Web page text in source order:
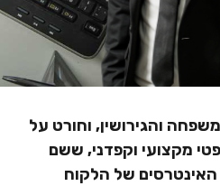
והגירושין, וחורט על
מקצועי וקפדני, ששם
האינטרסים של הלקוח